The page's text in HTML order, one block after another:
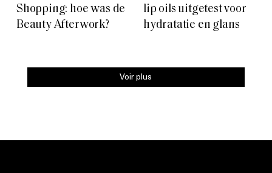
Shopping: hoe was de
Beauty Afterwork?
lip oils uitgetest voor
hydratatie en glans
Voir plus